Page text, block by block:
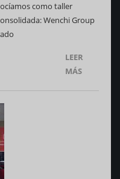
como taller
Wenchi Group
LEER
MÁS